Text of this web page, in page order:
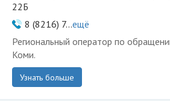
22Б
8 (8216) 7...ещё
Региональный оператор по
Коми.
Узнать больше